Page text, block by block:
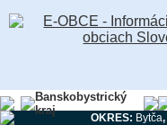
Banskobystrický
kraj
OKRES: Bytča,